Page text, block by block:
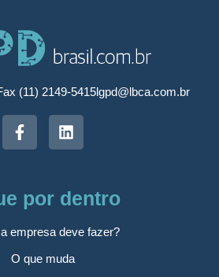
(11) 2149-5415lgpd@lbca.com.br
por dentro
empresa deve fazer?
O que muda